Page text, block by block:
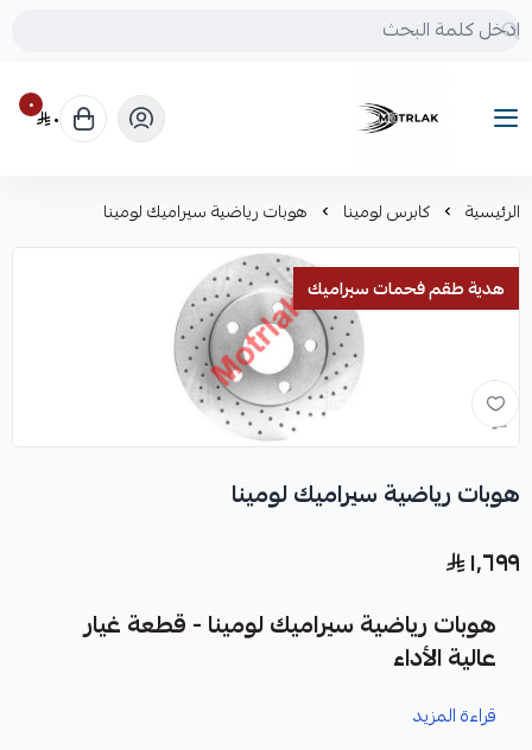
Motrlak
٠ ٠
الرئيسية كابرس لومينا هوبات رياضية سيراميك لومينا
هدية طقم فحمات سيراميك
هوبات رياضية سيراميك لومينا
١٬٦٩٩
هوبات رياضية سيراميك لومينا - قطعة غيار
عالية الأداء
نوفر لك هوبات رياضية سيراميك لومينا كقطعة غيار متينة وعالية
قراءة المزيد